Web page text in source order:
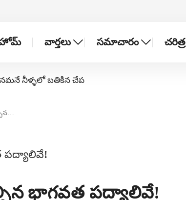
వార్తలు సమాచారం చరిత్ర
నీళ్ళలో బతికిన చేప
భాగవత పద్యాలివే!